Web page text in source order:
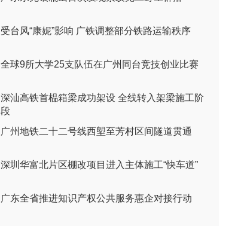
受台风“康妮”影响 广铁调整部分铁路运输秩序
全球9所大学25支队伍在广州同台竞技创业比赛
深汕高铁首榀箱梁成功架设 全线转入架梁施工阶
段
广州地铁二十二号线西塱至芳村区间隧道贯通
深圳华富北片区棚改项目进入主体施工“快车道”
广东全省推进知识产权公共服务惠企对接行动